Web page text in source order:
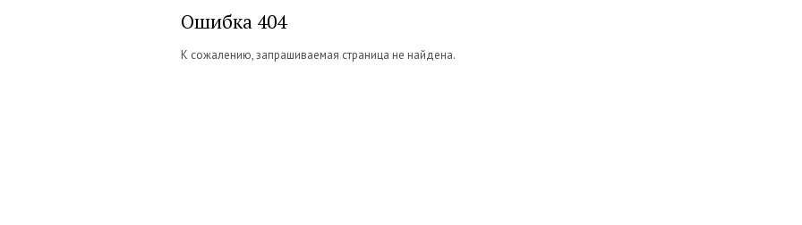
Ошибка 404
К сожалению, запрашиваемая страница не найдена.